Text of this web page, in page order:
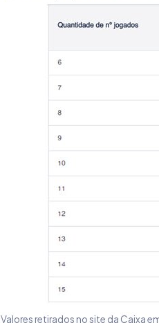
Valores retirados no site da